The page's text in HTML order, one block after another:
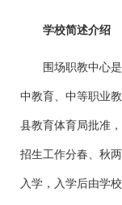
学校简述介绍
围场职教中心是
中教育、中等职业
县教育体育局批准
招生工作分春、秋
入学，入学后由学